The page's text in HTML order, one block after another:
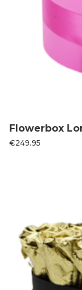
Flowerbox
€249.95